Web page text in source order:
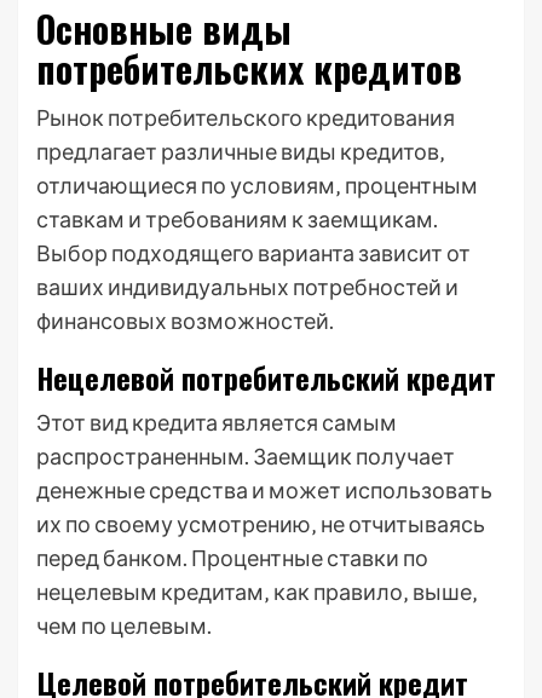
Основные виды
потребительских кредитов
Рынок потребительского кредитования
предлагает различные виды кредитов‚
отличающиеся по условиям‚ процентным
ставкам и требованиям к заемщикам.
Выбор подходящего варианта зависит от
ваших индивидуальных потребностей и
финансовых возможностей.
Нецелевой потребительский кредит
Этот вид кредита является самым
распространенным. Заемщик получает
денежные средства и может использовать
их по своему усмотрению‚ не отчитываясь
перед банком. Процентные ставки по
нецелевым кредитам‚ как правило‚ выше‚
чем по целевым.
Целевой потребительский кредит